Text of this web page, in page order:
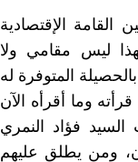
الإقتصادية
ليس مقامي ولا
المتوفرة له
وما أقرأه الآن
السيد فؤاد النمري
ومن يطلق عليهم